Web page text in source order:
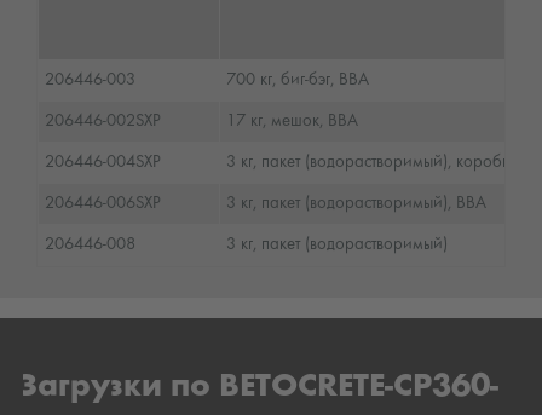
206446-003 700 кг, биг-бэг, BBA
206446-002SXP 17 кг, мешок, BBA
206446-004SXP 3 кг, пакет (водорастворимый), коробка,
206446-006SXP 3 кг, пакет (водорастворимый), BBA
206446-008 3 кг, пакет (водорастворимый)
Загрузки по BETOCRETE-CP360-